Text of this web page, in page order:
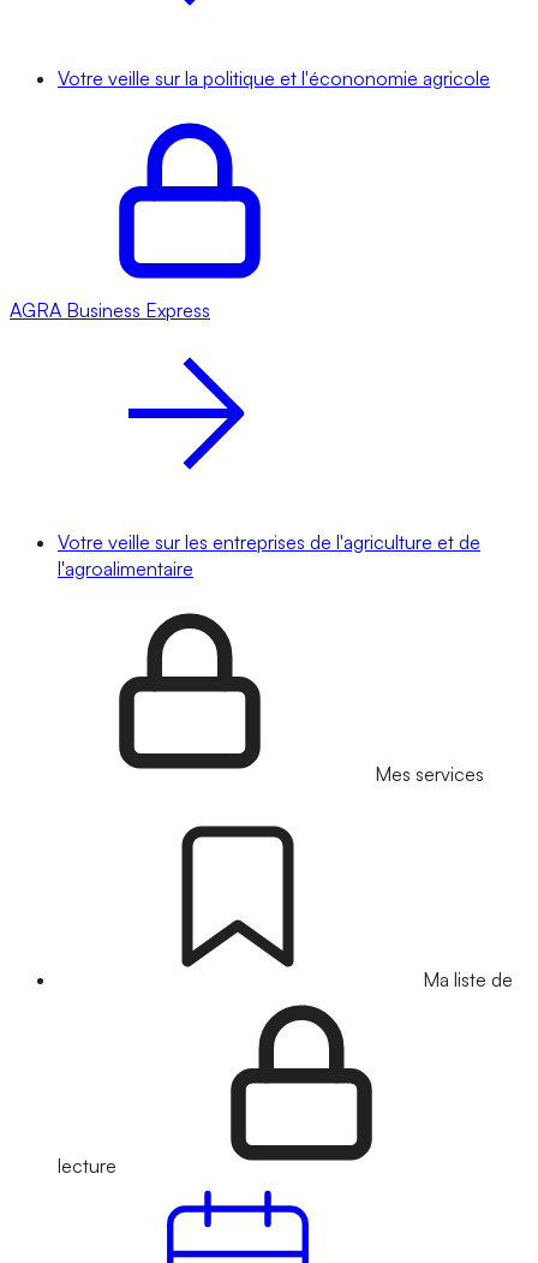
Votre veille sur la politique et l'écononomie agricole
AGRA Business Express
Votre veille sur les entreprises de l'agriculture et de
l'agroalimentaire
Mes services
Ma liste de
lecture